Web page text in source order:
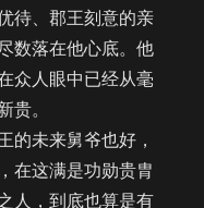
、郡王刻意的亲
数落在他心底。他
众人眼中已经从毫
贵。
未来舅爷也好，
在这满是功勋贵胄
人，到底也算是有